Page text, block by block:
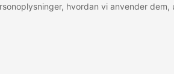
hvordan vi anvender